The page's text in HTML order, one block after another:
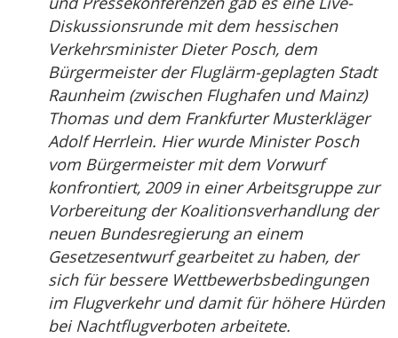
Diskussionsrunde mit dem hessischen
Verkehrsminister Dieter Posch, dem
Bürgermeister der Fluglärm-geplagten Stadt
Raunheim (zwischen Flughafen und Mainz)
Thomas und dem Frankfurter Musterkläger
Adolf Herrlein. Hier wurde Minister Posch
vom Bürgermeister mit dem Vorwurf
konfrontiert, 2009 in einer Arbeitsgruppe zur
Vorbereitung der Koalitionsverhandlung der
neuen Bundesregierung an einem
Gesetzesentwurf gearbeitet zu haben, der
sich für bessere Wettbewerbsbedingungen
im Flugverkehr und damit für höhere Hürden
bei Nachtflugverboten arbeitete.